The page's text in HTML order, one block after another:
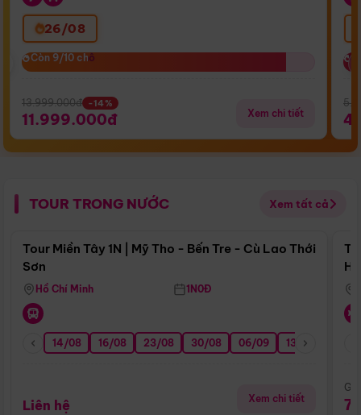
26/08
Còn 9/10 chỗ
Còn 9/10 chỗ
13.999.000đ -14%
11.999.000đ Xem chi tiết
TOUR TRONG NƯỚC Xem tất cả
Điểm nổi bật
Tour Miền Tây 1N | Mỹ Tho - Bến Tre - Cù Lao Thới
Sơn
Hồ Chí Minh 1N0Đ
14/08 16/08 23/08 30/08 06/09 13/09
Liên hệ Xem chi tiết